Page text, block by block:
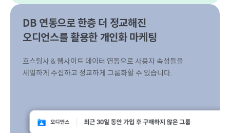
DB 연동으로 한층 더 정교해진
오디언스를 활용한 개인화 마케팅
호스팅사 & 웹사이트 데이터 연동으로 사용자 속성들을
세밀하게 수집하고 정교하게 그룹화할 수 있습니다.